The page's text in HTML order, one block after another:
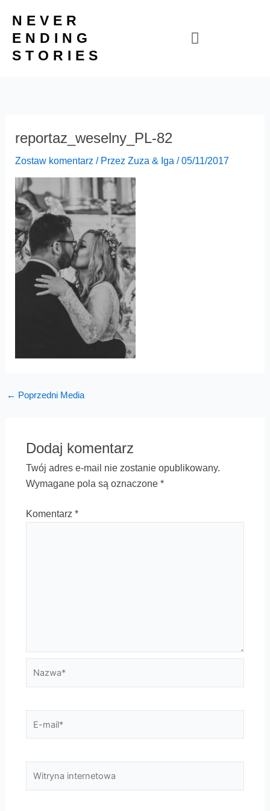
treści
NEVER
ENDING
STORIES
reportaz_weselny_PL-82
Zostaw komentarz / Przez Zuza & Iga /05/11/2017
← Poprzedni Media
Dodaj komentarz
Twój adres e-mail nie zostanie opublikowany.
Wymagane pola są oznaczone *
Komentarz *